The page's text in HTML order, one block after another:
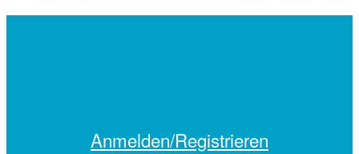
Anmelden/Registrieren